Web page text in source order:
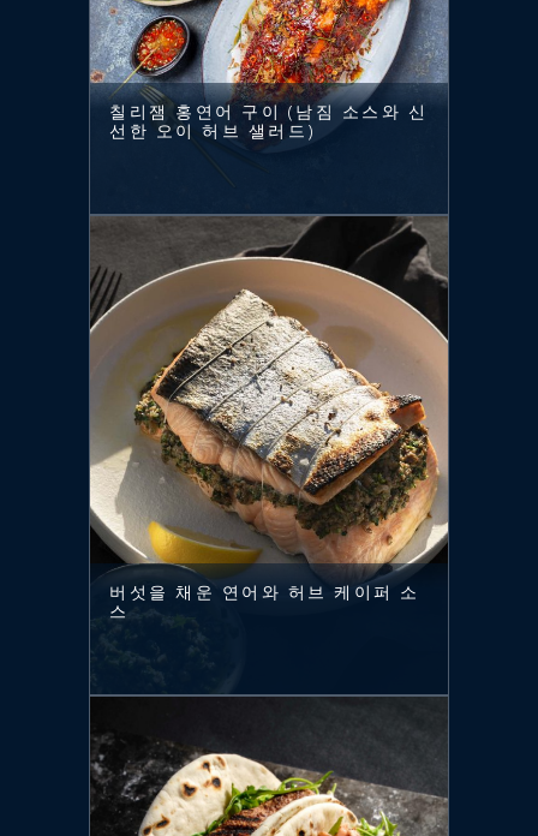
칠리잼 홍연어 구이 (남짐 소스와 신
선한 오이 허브 샐러드)
버섯을 채운 연어와 허브 케이퍼 소
스